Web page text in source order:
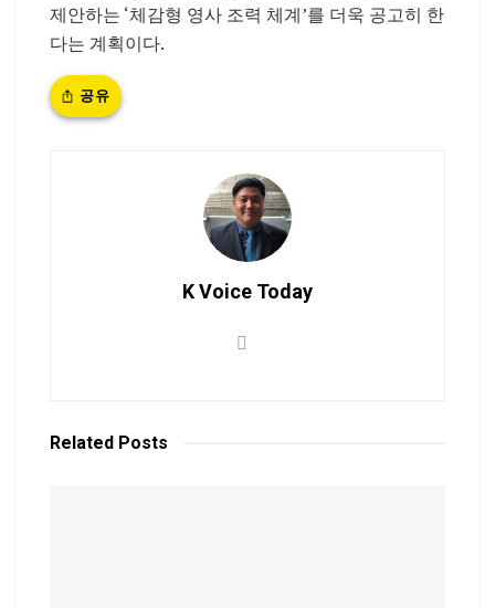
제안하는 ‘체감형 영사 조력 체계’를 더욱 공고히 한
다는 계획이다.
공유
K Voice Today
Related Posts